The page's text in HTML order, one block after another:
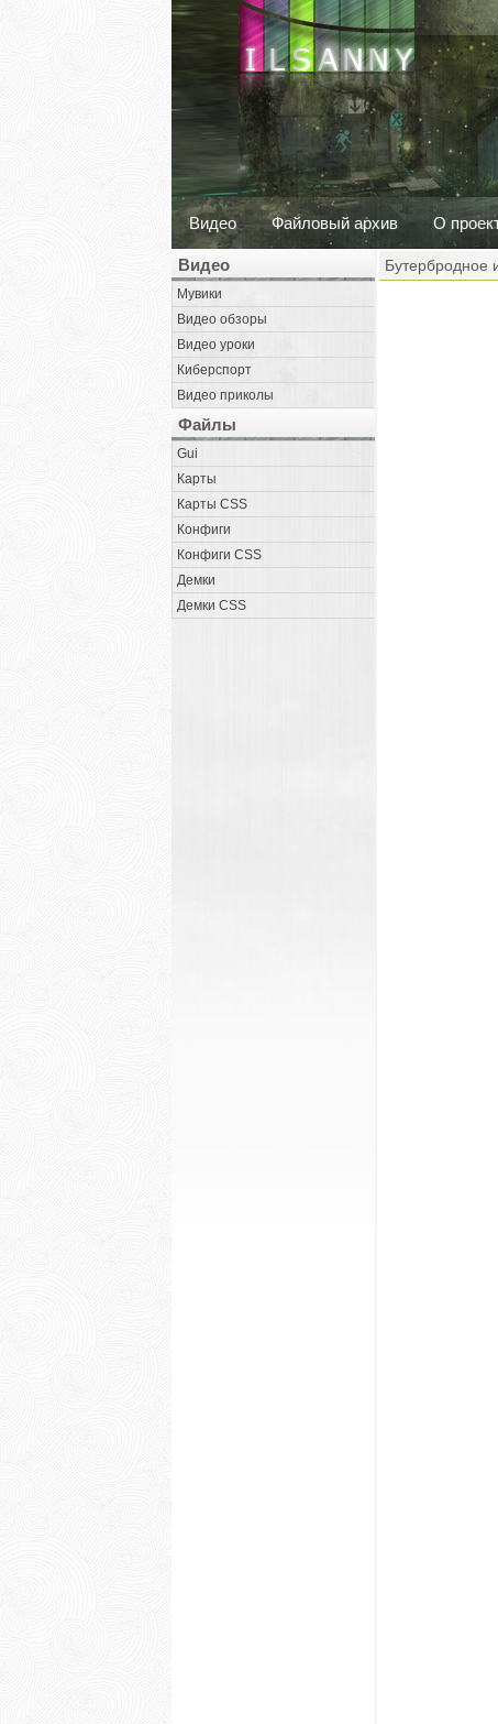
Видео Файловый архив О
Видео
Мувики
Видео обзоры
Видео уроки
Киберспорт
Видео приколы
Файлы
Gui
Карты
Карты CSS
Конфиги
Конфиги CSS
Демки
Демки CSS
Бутербродное